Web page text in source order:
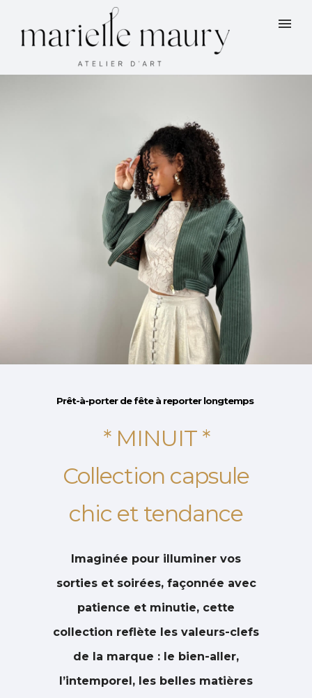
Prêt-à-porter de fête à reporter longtemps
* MINUIT *
Collection capsule
chic et tendance
Imaginée pour illuminer vos
sorties et soirées, façonnée avec
patience et minutie, cette
collection reflète les valeurs-clefs
de la marque : le bien-aller,
l’intemporel, les belles matières